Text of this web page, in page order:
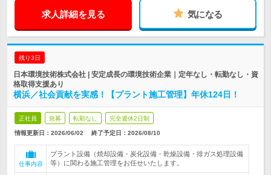
求人詳細を見る 気になる
残り3日
日本環境技術株式会社 | 安定成長の環境技術企業｜定年なし・転勤なし・資
格取得支援あり
横浜／社会貢献を実感！【プラント施工管理】年休124日！
正社員 急募 転勤なし 完全週休2日制
情報更新日：2026/06/02 終了予定日： 2026/08/10
仕事内容
プラント設備（焼却設備・炭化設備・乾燥設備・排ガス処理設備
等）に関わる施工管理をお任せいたします。